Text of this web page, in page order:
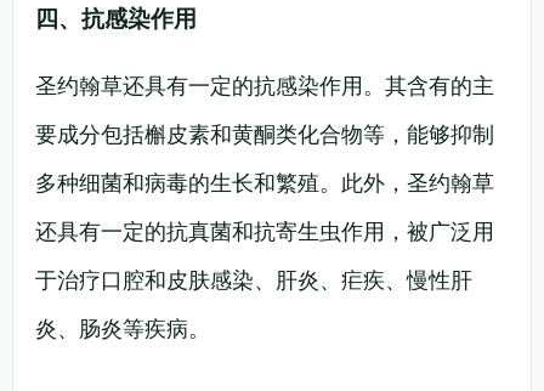
四、抗感染作用
圣约翰草还具有一定的抗感染作用。其含有的主
要成分包括槲皮素和黄酮类化合物等，能够抑制
多种细菌和病毒的生长和繁殖。此外，圣约翰草
还具有一定的抗真菌和抗寄生虫作用，被广泛用
于治疗口腔和皮肤感染、肝炎、疟疾、慢性肝
炎、肠炎等疾病。